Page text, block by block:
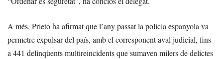
A més, Prieto ha afirmat que l’any passat la policia espanyola va
permetre expulsar del país, amb el corresponent aval judicial, fins
a 441 delinqüents multireincidents que sumaven milers de delictes